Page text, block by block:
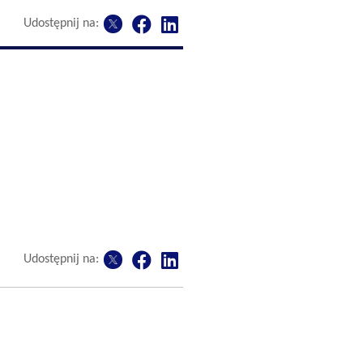
Udostępnij na:
Udostępnij na: